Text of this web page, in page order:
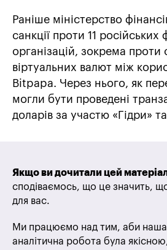
Раніше міністерство
санкції проти 11 російських
організацій, зокрема проти
віртуальних валют між
Bitpapa. Через нього, як
могли бути проведені
доларів за участю «Гідри»
Якщо ви дочитали цей
сподіваємось, що це значить,
для вас.
Ми працюємо над тим, аби наша
аналітична робота була